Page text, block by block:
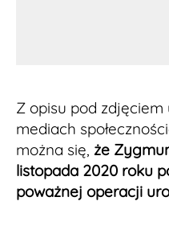
Z opisu pod
mediach
można się, że
listopada 2020 roku
poważnej operacji